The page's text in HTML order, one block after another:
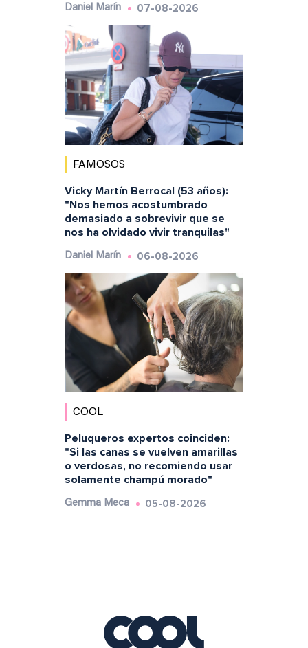
Daniel Marín 07-08-2026
FAMOSOS
Vicky Martín Berrocal (53 años):
"Nos hemos acostumbrado
demasiado a sobrevivir que se
nos ha olvidado vivir tranquilas"
Daniel Marín 06-08-2026
COOL
Peluqueros expertos coinciden:
"Si las canas se vuelven amarillas
o verdosas, no recomiendo usar
solamente champú morado"
Gemma Meca 05-08-2026